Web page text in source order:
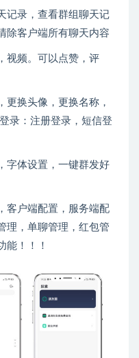
记录，查看群组聊天记
除客户端所有聊天内容
视频。可以点赞，评
更换头像，更换名称，
录：注册登录，短信登
字体设置，一键群发好
客户端配置，服务端配
理，单聊管理，红包管
能！！！